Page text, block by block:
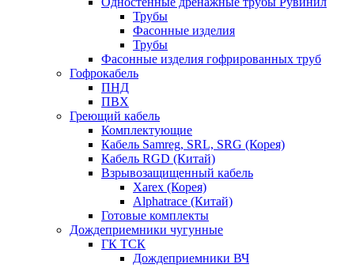
Трубы
Фасонные изделия
Трубы
Фасонные изделия гофрированных труб
Гофрокабель
ПНД
ПВХ
Греющий кабель
Комплектующие
Кабель Samreg, SRL, SRG (Корея)
Кабель RGD (Китай)
Взрывозащищенный кабель
Xarex (Корея)
Alphatrace (Китай)
Готовые комплекты
Дождеприемники чугунные
ГК ТСК
Дождеприемники ВЧ